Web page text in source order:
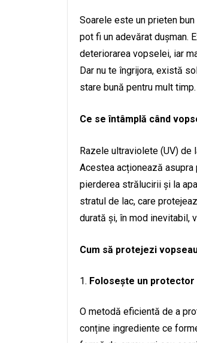
Soarele este un prieten
pot fi un adevărat dușman.
deteriorarea vopselei, iar
Dar nu te îngrijora, există
stare bună pentru mult timp.
Ce se întâmplă când
Razele ultraviolete (UV) de
Acestea acționează
pierderea strălucirii și la
stratul de lac, care
durată și, în mod inevitabil,
Cum să protejezi
Folosește un protector
O metodă eficientă de a
conține ingrediente ce